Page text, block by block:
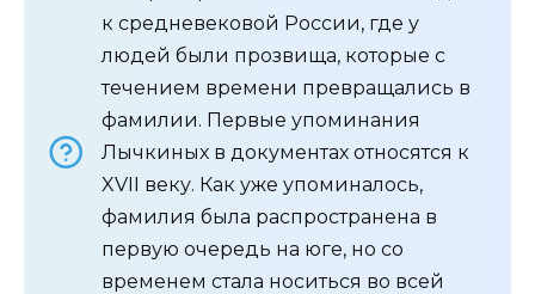
к средневековой России, где у
людей были прозвища, которые с
течением времени превращались в
фамилии. Первые упоминания
Лычкиных в документах относятся к
XVII веку. Как уже упоминалось,
фамилия была распространена в
первую очередь на юге, но со
временем стала носиться во всей